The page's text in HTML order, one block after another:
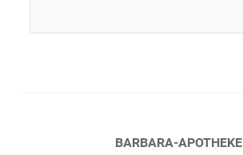
BARBARA-APOTHEKE